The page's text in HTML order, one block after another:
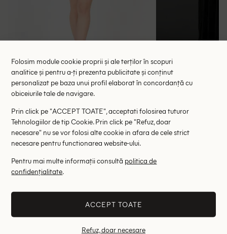
Rochie scurta Intimissimi, negru
68.00 lei
RRP: 199.00 lei
S
Rochie lunga
Altii au fost interesati de
Folosim module cookie proprii și ale terților în scopuri
analitice și pentru a-ți prezenta publicitate și conținut
personalizat pe baza unui profil elaborat în concordanță cu
obiceiurile tale de navigare.
Prin click pe "ACCEPT TOATE", acceptati folosirea tuturor
Tehnologiilor de tip Cookie. Prin click pe "Refuz, doar
necesare" nu se vor folosi alte cookie in afara de cele strict
necesare pentru functionarea website-ului.
Pentru mai multe informații consultă politica de
confidențialitate.
ACCEPT TOATE
Refuz, doar necesare